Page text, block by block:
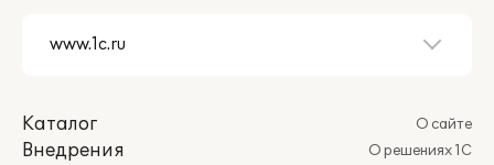
Каталог
Внедрения
О сайте
О решениях 1С